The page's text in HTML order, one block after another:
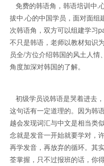
免费的韩语角，韩语培训中.
拔中.心的中国学员，面对面组
次韩语角，双方可以组建学习
不只是韩语，老师以教材知识
员全/方位介绍韩国的风土人
角度加深对韩国的了解。
初级学员说韩语是哭着进去
这句话有一定道理的。因为韩
越会发现词汇与中文是相当类
念就是发音一开始就要学对，
再学发音，再放弃的循环。其
荃掌握，只不过报班的话，你